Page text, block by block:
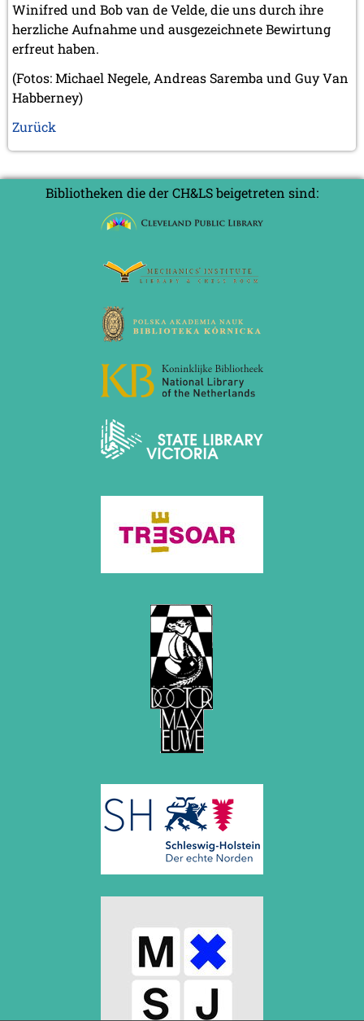
Winifred und Bob van de Velde, die uns durch ihre
herzliche Aufnahme und ausgezeichnete Bewirtung
erfreut haben.
(Fotos: Michael Negele, Andreas Saremba und Guy Van
Habberney)
Zurück
Bibliotheken die der CH&LS beigetreten sind: